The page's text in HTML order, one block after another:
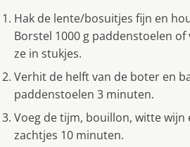
Hak de lente/bosuitjes fijn en
Borstel 1000 g paddenstoelen of
ze in stukjes.
Verhit de helft van de boter en
paddenstoelen 3 minuten.
Voeg de tijm, bouillon, witte wijn
zachtjes 10 minuten.